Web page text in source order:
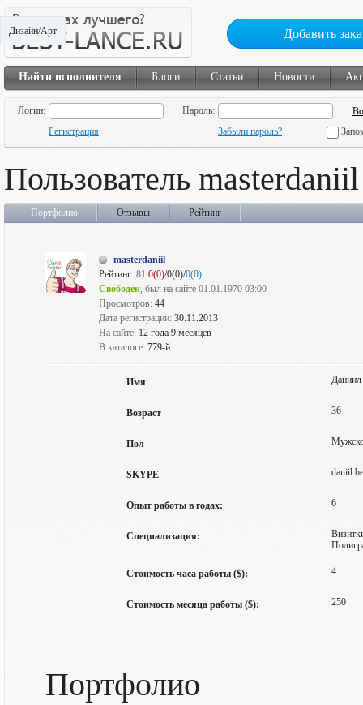
Добавить
Найти исполнителя Блоги Статьи Новости
Логин:
Пароль:
Регистрация
Забыли пароль?
Пользователь masterdaniil
Портфолио Отзывы Рейтинг
masterdaniil
Рейтинг: 81 0(0)/0(0)/0(0)
Свободен, был на сайте 01.01.1970 03:00
Просмотров: 44
Дата регистрации: 30.11.2013
На сайте: 12 года 9 месяцев
В каталоге: 779-й
Дизайн/Арт
Имя Даниил
Возраст 36
Пол
SKYPE
Опыт работы в годах: 6
Специализация:
Стоимость часа работы ($): 4
Стоимость месяца работы ($): 250
Портфолио